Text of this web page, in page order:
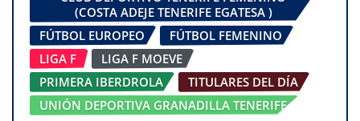
(COSTA ADEJE TENERIFE EGATESA )
FÚTBOL EUROPEO
FÚTBOL FEMENINO
LIGA F
LIGA F MOEVE
PRIMERA IBERDROLA
TITULARES DEL DÍA
UNIÓN DEPORTIVA GRANADILLA TENERIFE